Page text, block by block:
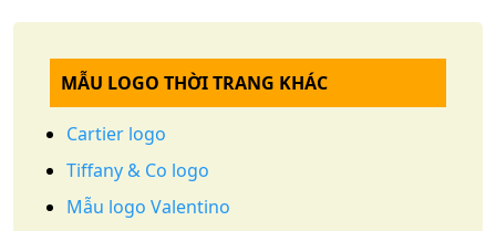
MẪU LOGO THỜI TRANG KHÁC
Cartier logo
Tiffany & Co logo
Mẫu logo Valentino